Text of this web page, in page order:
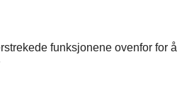
funksjonene ovenfor for å